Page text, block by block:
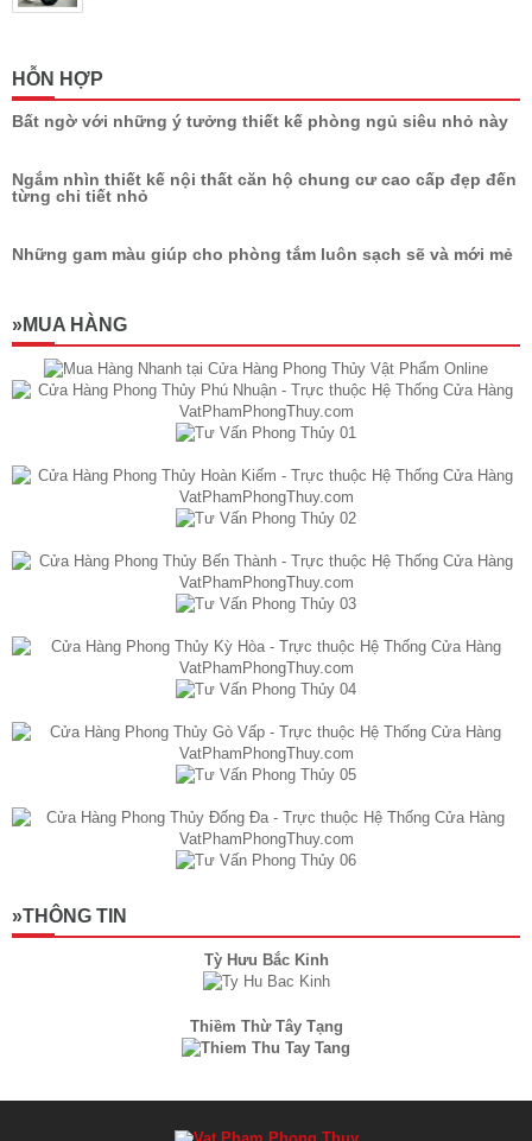
HỖN HỢP
Bất ngờ với những ý tưởng thiết kế phòng ngủ siêu nhỏ này
Ngắm nhìn thiết kế nội thất căn hộ chung cư cao cấp đẹp đến
từng chi tiết nhỏ
Những gam màu giúp cho phòng tắm luôn sạch sẽ và mới mẻ
»MUA HÀNG
»THÔNG TIN
Tỳ Hưu Bắc Kinh
Thiềm Thừ Tây Tạng